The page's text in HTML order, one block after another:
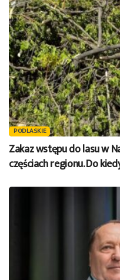
PODLASKIE
Zakaz wstępu do lasu w
częściach regionu. Do